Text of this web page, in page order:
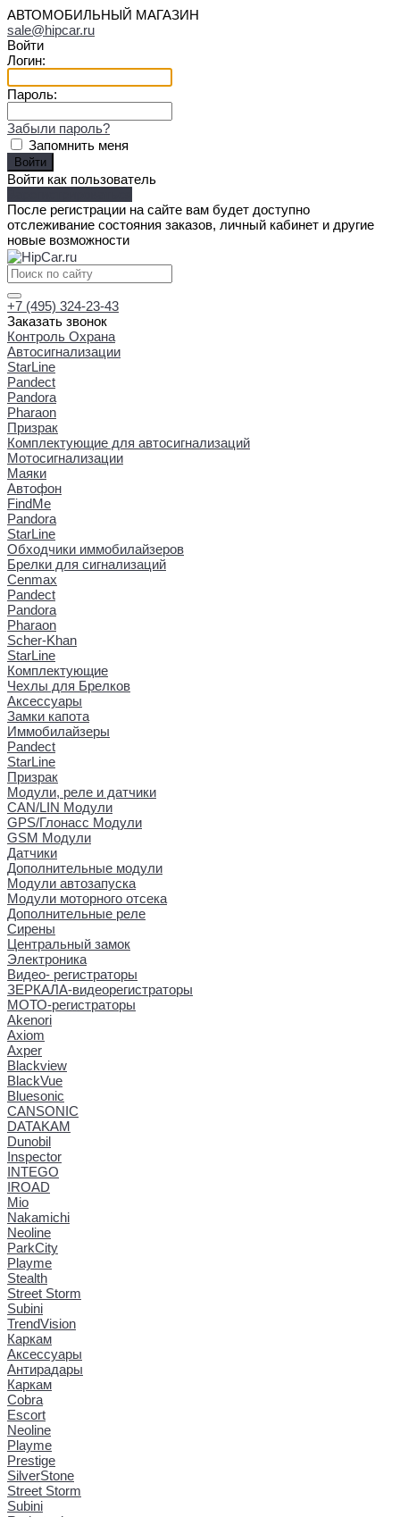
АВТОМОБИЛЬНЫЙ МАГАЗИН
sale@hipcar.ru
Войти
Логин:
Пароль:
Забыли пароль?
Запомнить меня
Войти как пользователь
После регистрации на сайте вам будет доступно
отслеживание состояния заказов, личный кабинет и другие
новые возможности
+7 (495) 324-23-43
Заказать звонок
Контроль Охрана
Автосигнализации
StarLine
Pandect
Pandora
Pharaon
Призрак
Комплектующие для автосигнализаций
Мотосигнализации
Маяки
Автофон
FindMe
Pandora
StarLine
Обходчики иммобилайзеров
Брелки для сигнализаций
Cenmax
Pandect
Pandora
Pharaon
Scher-Khan
StarLine
Комплектующие
Чехлы для Брелков
Аксессуары
Замки капота
Иммобилайзеры
Pandect
StarLine
Призрак
Модули, реле и датчики
CAN/LIN Модули
GPS/Глонасс Модули
GSM Модули
Датчики
Дополнительные модули
Модули автозапуска
Модули моторного отсека
Дополнительные реле
Сирены
Центральный замок
Электроника
Видео- регистраторы
ЗЕРКАЛА-видеорегистраторы
МОТО-регистраторы
Akenori
Axiom
Axper
Blackview
BlackVue
Bluesonic
CANSONIC
DATAKAM
Dunobil
Inspector
INTEGO
IROAD
Mio
Nakamichi
Neoline
ParkCity
Playme
Stealth
Street Storm
Subini
TrendVision
Каркам
Аксессуары
Антирадары
Каркам
Cobra
Escort
Neoline
Playme
Prestige
SilverStone
Street Storm
Subini